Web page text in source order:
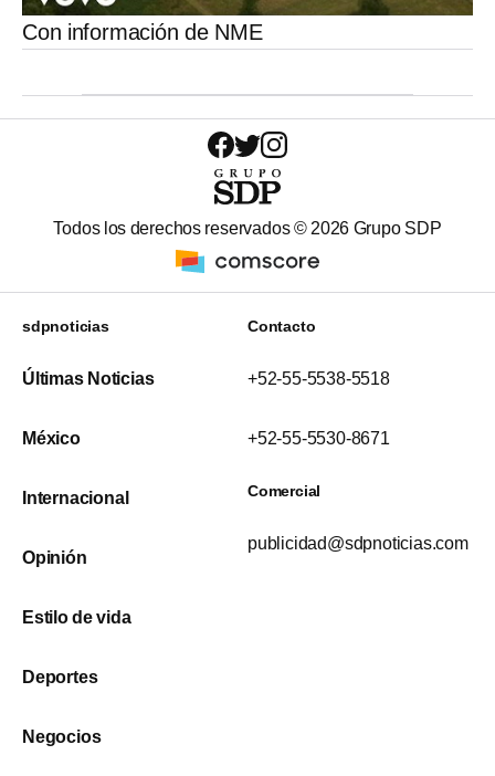
Con información de NME
Todos los derechos reservados © 2026 Grupo SDP
sdpnoticias
Últimas Noticias
México
Internacional
Opinión
Estilo de vida
Deportes
Negocios
Contacto
+52-55-5538-5518
+52-55-5530-8671
Comercial
publicidad@sdpnoticias.com